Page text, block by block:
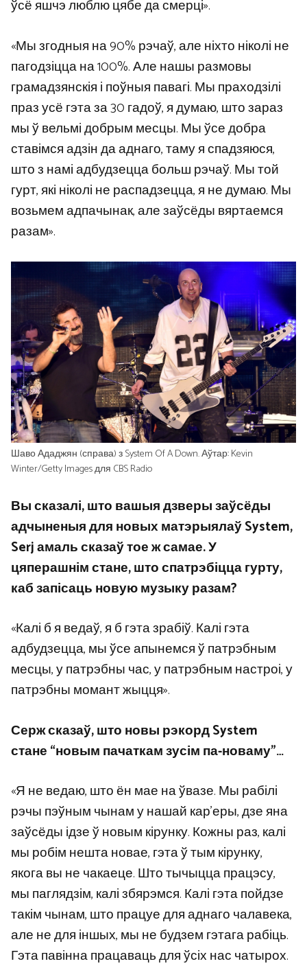
ўсё яшчэ люблю цябе да смерці».
«Мы згодныя на 90% рэчаў, але ніхто ніколі не
пагодзіцца на 100%. Але нашы размовы
грамадзянскія і поўныя павагі. Мы праходзілі
праз усё гэта за 30 гадоў, я думаю, што зараз
мы ў вельмі добрым месцы. Мы ўсе добра
ставімся адзін да аднаго, таму я спадзяюся,
што з намі адбудзецца больш рэчаў. Мы той
гурт, які ніколі не распадзецца, я не думаю. Мы
возьмем адпачынак, але заўсёды вяртаемся
разам».
Шаво Ададжян (справа) з System Of A Down. Аўтар: Kevin
Winter/Getty Images для CBS Radio
Вы сказалі, што вашыя дзверы заўсёды
адчыненыя для новых матэрыялаў System,
Serj амаль сказаў тое ж самае. У
цяперашнім стане, што спатрэбіцца гурту,
каб запісаць новую музыку разам?
«Калі б я ведаў, я б гэта зрабіў. Калі гэта
адбудзецца, мы ўсе апынемся ў патрэбным
месцы, у патрэбны час, у патрэбным настроі, у
патрэбны момант жыцця».
Серж сказаў, што новы рэкорд System
стане “новым пачаткам зусім па-новаму”…
«Я не ведаю, што ён мае на ўвазе. Мы рабілі
рэчы пэўным чынам у нашай кар’еры, дзе яна
заўсёды ідзе ў новым кірунку. Кожны раз, калі
мы робім нешта новае, гэта ў тым кірунку,
якога вы не чакаеце. Што тычыцца працэсу,
мы паглядзім, калі збярэмся. Калі гэта пойдзе
такім чынам, што працуе для аднаго чалавека,
але не для іншых, мы не будзем гэтага рабіць.
Гэта павінна працаваць для ўсіх нас чатырох.